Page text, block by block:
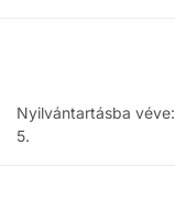
Nyilvántartásba véve:
5.